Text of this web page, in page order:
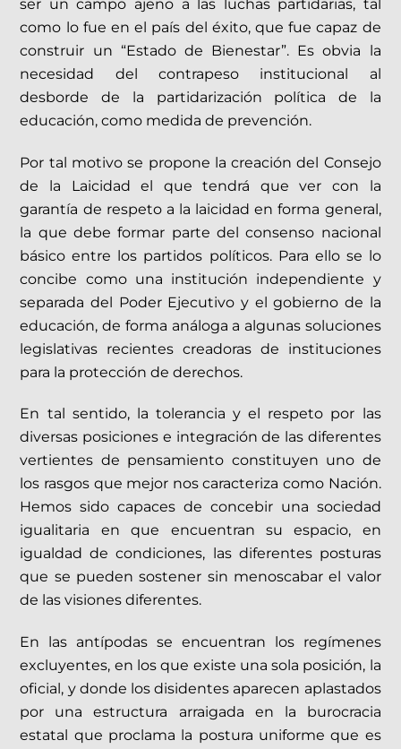
ser un campo ajeno a las luchas partidarias, tal
como lo fue en el país del éxito, que fue capaz de
construir un “Estado de Bienestar”. Es obvia la
necesidad del contrapeso institucional al
desborde de la partidarización política de la
educación, como medida de prevención.
Por tal motivo se propone la creación del Consejo
de la Laicidad el que tendrá que ver con la
garantía de respeto a la laicidad en forma general,
la que debe formar parte del consenso nacional
básico entre los partidos políticos. Para ello se lo
concibe como una institución independiente y
separada del Poder Ejecutivo y el gobierno de la
educación, de forma análoga a algunas soluciones
legislativas recientes creadoras de instituciones
para la protección de derechos.
En tal sentido, la tolerancia y el respeto por las
diversas posiciones e integración de las diferentes
vertientes de pensamiento constituyen uno de
los rasgos que mejor nos caracteriza como Nación.
Hemos sido capaces de concebir una sociedad
igualitaria en que encuentran su espacio, en
igualdad de condiciones, las diferentes posturas
que se pueden sostener sin menoscabar el valor
de las visiones diferentes.
En las antípodas se encuentran los regímenes
excluyentes, en los que existe una sola posición, la
oficial, y donde los disidentes aparecen aplastados
por una estructura arraigada en la burocracia
estatal que proclama la postura uniforme que es